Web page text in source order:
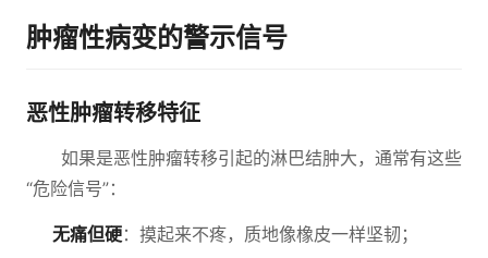
肿瘤性病变的警示信号
恶性肿瘤转移特征
如果是恶性肿瘤转移引起的淋巴结肿大，通常有这些
“危险信号”：
无痛但硬：摸起来不疼，质地像橡皮一样坚韧；